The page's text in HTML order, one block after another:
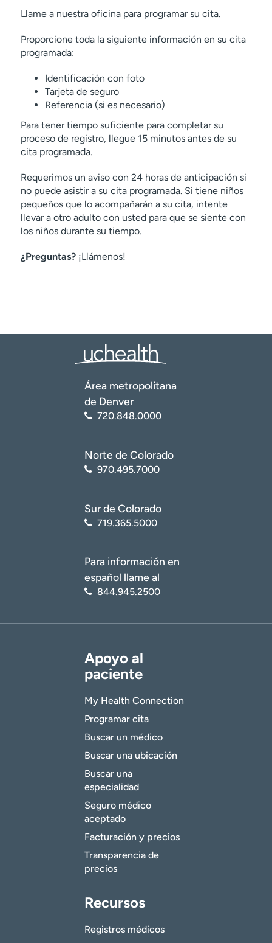
Llame a nuestra oficina para programar su cita.
Proporcione toda la siguiente información en su cita
programada:
Identificación con foto
Tarjeta de seguro
Referencia (si es necesario)
Para tener tiempo suficiente para completar su
proceso de registro, llegue 15 minutos antes de su
cita programada.
Requerimos un aviso con 24 horas de anticipación si
no puede asistir a su cita programada. Si tiene niños
pequeños que lo acompañarán a su cita, intente
llevar a otro adulto con usted para que se siente con
los niños durante su tiempo.
¿Preguntas?¡Llámenos!
Área metropolitana
de Denver
720.848.0000
Norte de Colorado
970.495.7000
Sur de Colorado
719.365.5000
Para información en
español llame al
844.945.2500
Apoyo al
paciente
My Health Connection
Programar cita
Buscar un médico
Buscar una ubicación
Buscar una
especialidad
Seguro médico
aceptado
Facturación y precios
Transparencia de
precios
Recursos
Registros médicos